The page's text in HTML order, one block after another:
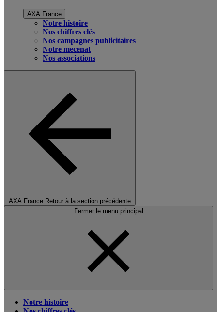
AXA France
Notre histoire
Nos chiffres clés
Nos campagnes publicitaires
Notre mécénat
Nos associations
AXA France Retour à la section précédente
Fermer le menu principal
Notre histoire